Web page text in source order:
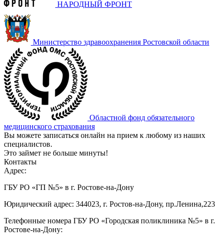
НАРОДНЫЙ ФРОНТ
Министерство здравоохранения Ростовской области
Областной фонд обязательного
медицинского страхования
Вы можете записаться онлайн на прием к любому из наших
специалистов.
Это займет не больше минуты!
Контакты
Адрес:
ГБУ РО «ГП №5» в г. Ростове-на-Дону
Юридический адрес: 344023, г. Ростов-на-Дону, пр.Ленина,223
Телефонные номера ГБУ РО «Городская поликлиника №5» в г.
Ростове-на-Дону: